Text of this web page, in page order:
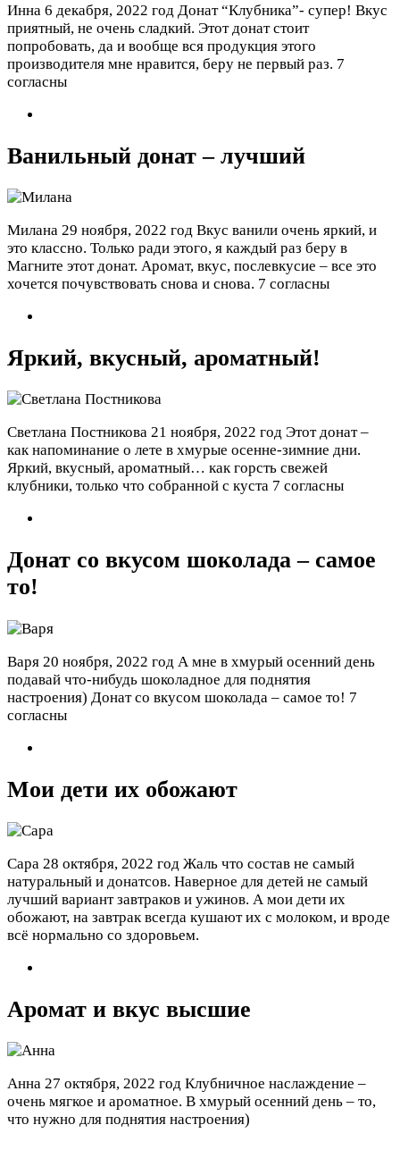
Инна 6 декабря, 2022 год Донат “Клубника”- супер! Вкус
приятный, не очень сладкий. Этот донат стоит
попробовать, да и вообще вся продукция этого
производителя мне нравится, беру не первый раз. 7
согласны
Ванильный донат – лучший
Милана 29 ноября, 2022 год Вкус ванили очень яркий, и
это классно. Только ради этого, я каждый раз беру в
Магните этот донат. Аромат, вкус, послевкусие – все это
хочется почувствовать снова и снова. 7 согласны
Яркий, вкусный, ароматный!
Светлана Постникова 21 ноября, 2022 год Этот донат –
как напоминание о лете в хмурые осенне-зимние дни.
Яркий, вкусный, ароматный… как горсть свежей
клубники, только что собранной с куста 7 согласны
Донат со вкусом шоколада – самое
то!
Варя 20 ноября, 2022 год А мне в хмурый осенний день
подавай что-нибудь шоколадное для поднятия
настроения) Донат со вкусом шоколада – самое то! 7
согласны
Мои дети их обожают
Сара 28 октября, 2022 год Жаль что состав не самый
натуральный и донатсов. Наверное для детей не самый
лучший вариант завтраков и ужинов. А мои дети их
обожают, на завтрак всегда кушают их с молоком, и вроде
всё нормально со здоровьем.
Аромат и вкус высшие
Анна 27 октября, 2022 год Клубничное наслаждение –
очень мягкое и ароматное. В хмурый осенний день – то,
что нужно для поднятия настроения)